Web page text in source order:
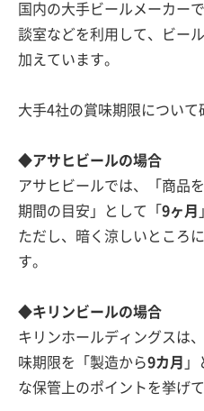
国内の大手ビールメーカー
談室などを利用して、ビー
加えています。
大手4社の賞味期限について
◆アサヒビールの場合
アサヒビールでは、「商品
期間の目安」として「 9ヶ月
ただし、暗く涼しいところ
す。
◆キリンビールの場合
キリンホールディングスは
味期限を「製造から9カ月
な保管上のポイントを挙げて